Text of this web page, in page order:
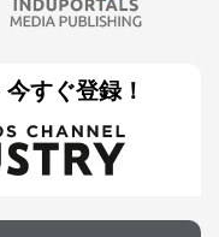
すぐ登録！